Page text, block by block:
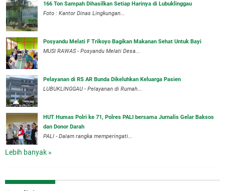
166 Ton Sampah Dihasilkan Setiap Harinya di Lubuklinggau
Foto : Kantor Dinas Lingkungan...
Posyandu Melati F Trikoyo Bagikan Makanan Sehat Untuk Bayi
MUSI RAWAS - Posyandu Melati Desa...
Pelayanan di RS AR Bunda Dikeluhkan Keluarga Pasien
LUBUKLINGGAU - Pelayanan di Rumah...
HUT Humas Polri ke 71, Polres PALI bersama Jurnalis Gelar Baksos
dan Donor Darah
PALI - Dalam rangka memperingati...
Lebih banyak »